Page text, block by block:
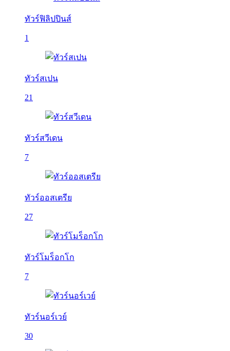
ทัวร์ฟิลิปปินส์
1
ทัวร์สเปน
21
ทัวร์สวีเดน
7
ทัวร์ออสเตรีย
27
ทัวร์โมร็อกโก
7
ทัวร์นอร์เวย์
30